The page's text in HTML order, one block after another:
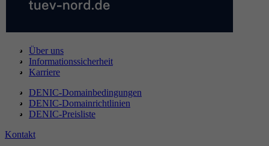
Über uns
Informationssicherheit
Karriere
DENIC-Domainbedingungen
DENIC-Domainrichtlinien
DENIC-Preisliste
Kontakt